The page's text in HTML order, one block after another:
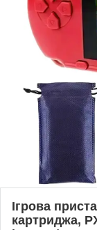
Ігрова
картриджа,